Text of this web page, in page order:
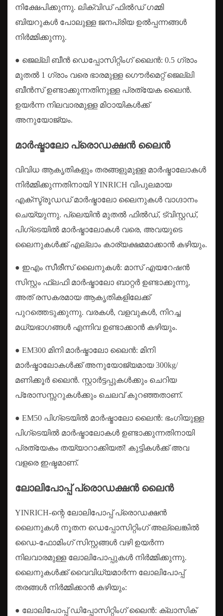
നിക്ഷേപിക്കുന്നു. ലിക്വിഡ് ഫിൽഡ് ഗമ്മി
ബിയറുകൾ പോലുള്ള ജനപ്രിയ ഉൽപ്പന്നങ്ങൾ
നിർമ്മിക്കുന്നു.
● ജെല്ലി ബീൻ ഡെപ്പോസിറ്റിംഗ് ലൈൻ: 0.5 ഗ്രാം
മുതൽ 1 ഗ്രാം വരെ ഭാരമുള്ള ഗൌർമെറ്റ് ജെല്ലി
ബീൻസ് ഉണ്ടാക്കുന്നതിനുള്ള പ്രത്യേക ലൈൻ.
ഉയർന്ന നിലവാരമുള്ള മിഠായികൾക്ക്
അനുയോജ്യം.
മാർഷ്മാലോ പ്രൊഡക്ഷൻ ലൈൻ
വിവിധ ആകൃതികളും തരങ്ങളുമുള്ള മാർഷ്മാലോകൾ
നിർമ്മിക്കുന്നതിനായി YINRICH വിപുലമായ
എക്സ്ട്രൂഡഡ് മാർഷ്മാലോ ലൈനുകൾ വാഗ്ദാനം
ചെയ്യുന്നു. പ്ലെയിൻ മുതൽ ഫിൽഡ്, ട്വിസ്റ്റഡ്,
പിഗ്ടെയിൽ മാർഷ്മാലോകൾ വരെ, അവയുടെ
ലൈനുകൾക്ക് എല്ലാം കാര്യക്ഷമമാക്കാൻ കഴിയും.
● ഇഎം സീരീസ് ലൈനുകൾ: മാസ് എയറേഷൻ
സിസ്റ്റം ഫ്ലഫി മാർഷ്മാലോ ബാറ്റർ ഉണ്ടാക്കുന്നു,
അത് രസകരമായ ആകൃതികളിലേക്ക്
പുറത്തെടുക്കുന്നു. വരകൾ, വളവുകൾ, നിറച്ച
മധ്യഭാഗങ്ങൾ എന്നിവ ഉണ്ടാക്കാൻ കഴിയും.
● EM300 മിനി മാർഷ്മാലോ ലൈൻ: മിനി
മാർഷ്മാലോകൾക്ക് അനുയോജ്യമായ 300kg/
മണിക്കൂർ ലൈൻ. സ്റ്റാർട്ടപ്പുകൾക്കും ചെറിയ
പ്രോസസ്സറുകൾക്കും ചെലവ് കുറഞ്ഞതാണ്.
● EM50 പിഗ്‌ടെയിൽ മാർഷ്മാലോ ലൈൻ: ഭംഗിയുള്ള
പിഗ്‌ടെയിൽ മാർഷ്മാലോകൾ ഉണ്ടാക്കുന്നതിനായി
പ്രത്യേകം തയ്യാറാക്കിയത്! കുട്ടികൾക്ക് അവ
വളരെ ഇഷ്ടമാണ്.
ലോലിപോപ്പ് പ്രൊഡക്ഷൻ ലൈൻ
YINRICH-ന്റെ ലോലിപോപ്പ് പ്രൊഡക്ഷൻ
ലൈനുകൾ നൂതന ഡെപ്പോസിറ്റിംഗ് അല്ലെങ്കിൽ
ഡൈ-ഫോമിംഗ് സിസ്റ്റങ്ങൾ വഴി ഉയർന്ന
നിലവാരമുള്ള ലോലിപോപ്പുകൾ നിർമ്മിക്കുന്നു.
ലൈനുകൾക്ക് വൈവിധ്യമാർന്ന ലോലിപോപ്പ്
തരങ്ങൾ നിർമ്മിക്കാൻ കഴിയും:
● ലോലിപോപ്പ് ഡിപ്പോസിറ്റിംഗ് ലൈൻ: ക്ലാസിക്